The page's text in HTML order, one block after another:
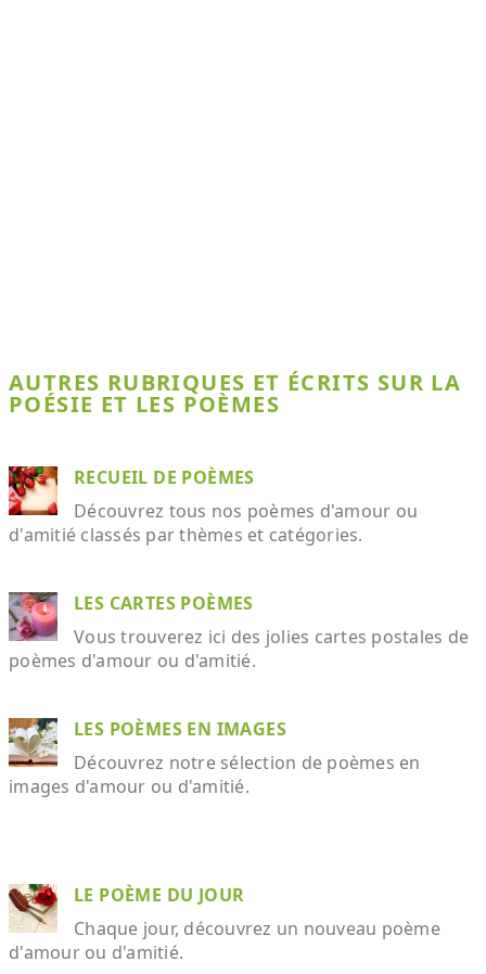
AUTRES RUBRIQUES ET ÉCRITS SUR LA
POÉSIE ET LES POÈMES
RECUEIL DE POÈMES
Découvrez tous nos poèmes d'amour ou
d'amitié classés par thèmes et catégories.
LES CARTES POÈMES
Vous trouverez ici des jolies cartes postales de
poèmes d'amour ou d'amitié.
LES POÈMES EN IMAGES
Découvrez notre sélection de poèmes en
images d'amour ou d'amitié.
LE POÈME DU JOUR
Chaque jour, découvrez un nouveau poème
d'amour ou d'amitié.